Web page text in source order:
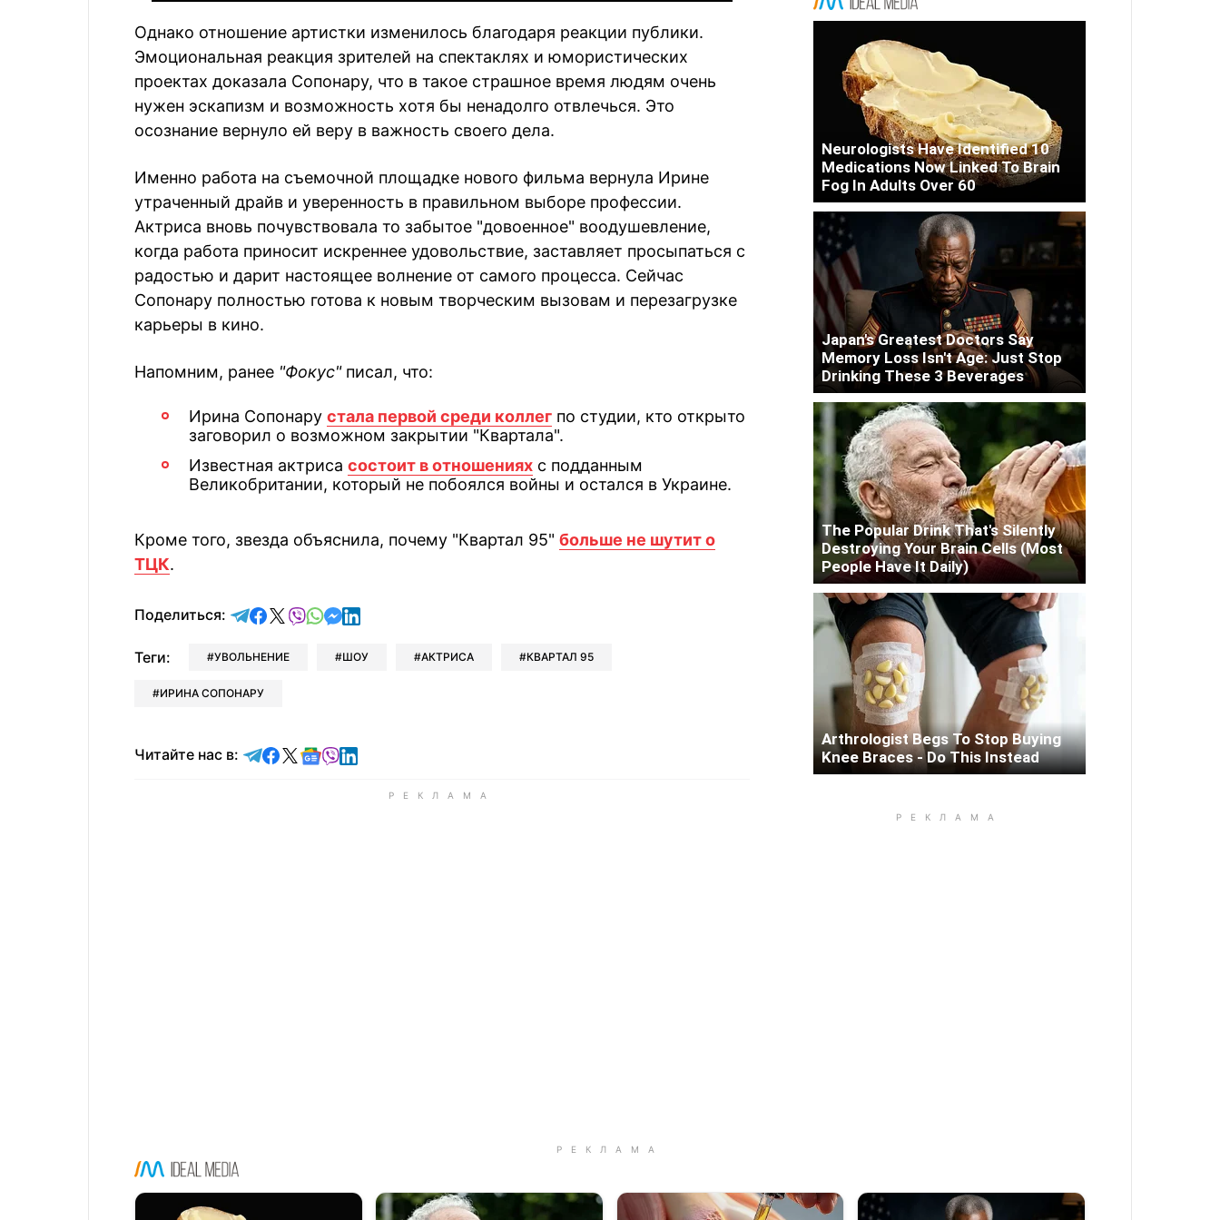
Однако отношение артистки изменилось благодаря реакции публики.
Эмоциональная реакция зрителей на спектаклях и юмористических
проектах доказала Сопонару, что в такое страшное время людям очень
нужен эскапизм и возможность хотя бы ненадолго отвлечься. Это
осознание вернуло ей веру в важность своего дела.
Именно работа на съемочной площадке нового фильма вернула Ирине
утраченный драйв и уверенность в правильном выборе профессии.
Актриса вновь почувствовала то забытое "довоенное" воодушевление,
когда работа приносит искреннее удовольствие, заставляет просыпаться с
радостью и дарит настоящее волнение от самого процесса. Сейчас
Сопонару полностью готова к новым творческим вызовам и перезагрузке
карьеры в кино.
Напомним, ранее "Фокус"писал, что:
Ирина Сопонару стала первой среди коллег по студии, кто открыто
заговорил о возможном закрытии "Квартала".
Известная актриса состоит в отношениях с подданным
Великобритании, который не побоялся войны и остался в Украине.
Кроме того, звезда объяснила, почему "Квартал 95" больше не шутит о
ТЦК.
Поделиться: отправить в Telegram
поделиться в Facebook
поделиться в X
отправить в Viber
отправить в Whatsapp
отправить в Messenger
отправить в LinkedIn
Теги: УВОЛЬНЕНИЕ ШОУ АКТРИСА КВАРТАЛ 95
ИРИНА СОПОНАРУ
Читайте нас в: Читайте в Telegram
Читайте в Facebook
Читайте в X
Читайте в Google news
Читайте в Viber
Читайте в LinkedIn